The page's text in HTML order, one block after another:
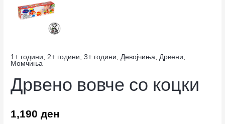
1+ години,2+ години,3+ години,Девојчиња,Дрвени,
Момчиња
Дрвено вовче со коцки
1,190ден
коцки